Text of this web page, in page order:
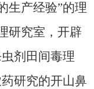
生产经验”的理
研究室，开辟
剂田间毒理
研究的开山鼻